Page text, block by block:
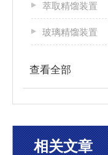
萃取精馏装置
玻璃精馏装置
查看全部
相关文章